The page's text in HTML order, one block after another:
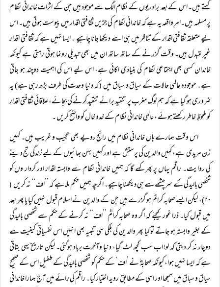
کہتے ہیں۔ اس کے بعد برادریوں کے نظام الگ سے موجود ہیں جن کے اثرات خاندانی نظام
پر مسلمہ ہیں۔امرِ واقعہ یہ ہے کہ خاندانی نظام کی جڑیں ثقافتی اقدار میں پیوست ہوتی ہیں۔ اس
لیے متعلقہ ثقافتی اقدار کے تناظر میں ہی اسے دیکھا جانا چاہیے ۔ ایسا نہیں ہے کہ ثقافتی اقدار
غیر متبدل ہیں۔ وقت گزرنے کے ساتھ ساتھ ان میں بھی تبدیلی رونما ہوتی رہتی ہے کیونکہ
خاندان کسی بھی اجتماعی نظام کی بنیادی اکائی ہے، اس لیے اس کی اہمیت دوچند ہو جاتی
ہے۔ موجودہ عالمی حالات کے سیاق و سباق میں (کہ دنیا وحدت کی طرف بڑھ رہی ہے) یہ
ضروری ہو گیا ہے کہ ہم لوگ مغرب پر تنقید برائے تنقید کرنے کی بجائے، علاقائی ثقافتی اقدار
کو ملحوظِ خاطر رکھتے ہوئے ، عالمی خاندانی نظام کے خدو خال کو واضح کریں ۔
اس وقت ہمارے ہاں خاندانی نظام میں رائج رویے بھی عجیب و غریب ہیں۔ کہیں
زن مریدی ہے، کہیں والدین کی پرستش ہے اور کہیں بہن بھائیوں کے لیے زندگی تج دینے
کی روایت۔ راقم یہاں پر پھر کہے گا کہ ہمیں خاندانی نظام سے وابستہ اقدار اور کردار وں کو
شخصی بالیدگی کے سرچشمے سے ہی دیکھنا چاہیے۔ اگرچہ ہمیں حکم ملا ہے کہ ’’اف‘‘ نہ کریں (
۲۰)، لیکن ایسے صحابہ کرامؓ ہو گزرے ہیں جن کے والدین نے اسلام قبول نہیں کیا یا پھر بعد
میں قبول کیا۔ ذرا غور کیجئے کہ اگر وہ صحابہ کرامؓ ’’اف‘‘ نہ کرنے کے حکم سے شخصی بالیدگی
کے بغیر وابستہ ہو جاتے تو کیا پھر والدین کی ہلکی سی تنبیہ بھی انہیں اس نفسیاتی کیفیت سے
دوچار نہ کر دیتی کہ لو! اب سب کچھ لٹ گیا، دنیا وآخرت برباد ہوگئی۔ لیکن تاریخ یہی بتاتی
ہے کہ ایسا نہیں ہوا، کیونکہ صحابہؓ نے ’اف‘ کے حکم کو شخصی بالیدگی کے طفیل اس کے صحیح
سیاق و سباق میں سمجھا اور اسی کے مطابق رویہ اختیار کیا۔ راقم کی رائے میں آج ہمارا خاندانی